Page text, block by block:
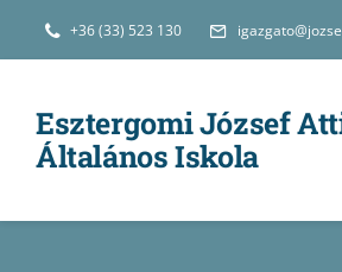
Kihagyás
+36 (33) 523 130
Esztergomi József
Általános Iskola